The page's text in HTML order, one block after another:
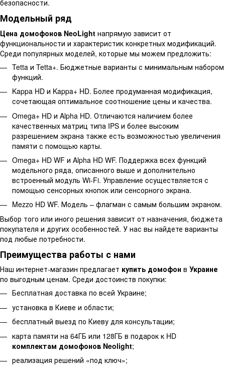
безопасности.
Модельный ряд
Цена домофонов NeoLight напрямую зависит от
функциональности и характеристик конкретных модификаций.
Среди популярных моделей, которые мы можем предложить:
Tetta и Tetta+. Бюджетные варианты с минимальным набором
функций.
Kappa HD и Kappa+ HD. Более продуманная модификация,
сочетающая оптимальное соотношение цены и качества.
Omega+ HD и Alpha HD. Отличаются наличием более
качественных матриц типа IPS и более высоким
разрешением экрана также есть возможностью увеличения
памяти с помощью карты.
Omega+ HD WF и Alpha HD WF. Поддержка всех функций
модельного ряда, описанного выше и дополнительно
встроенный модуль Wi-Fi. Управление осуществляется с
помощью сенсорных кнопок или сенсорного экрана.
Mezzo HD WF. Модель – флагман с самым большим экраном.
Выбор того или иного решения зависит от назначения, бюджета
покупателя и других особенностей. У нас вы найдете варианты
под любые потребности.
Преимущества работы с нами
Наш интернет-магазин предлагает купить домофон в Украине
по выгодным ценам. Среди достоинств покупки:
Бесплатная доставка по всей Украине;
установка в Киеве и области;
бесплатный выезд по Киеву для консультации;
карта памяти на 64ГБ или 128ГБ в подарок к HD
комплектам домофонов Neolight;
реализация решений «под ключ»;